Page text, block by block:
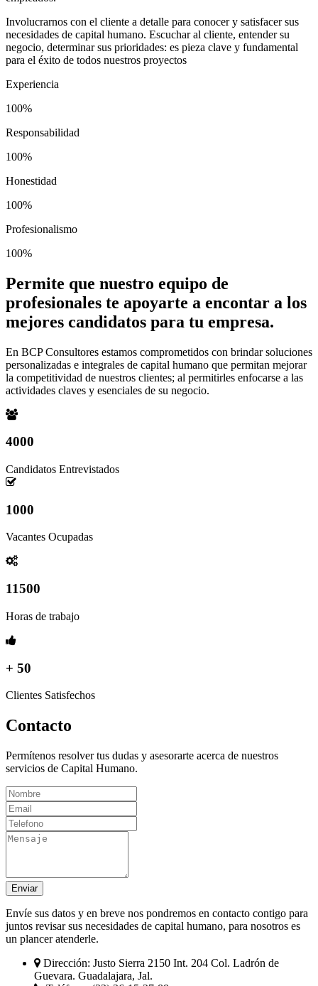
Involucrarnos con el cliente a detalle para conocer y satisfacer sus
necesidades de capital humano. Escuchar al cliente, entender su
negocio, determinar sus prioridades: es pieza clave y fundamental
para el éxito de todos nuestros proyectos
Experiencia
100%
Responsabilidad
100%
Honestidad
100%
Profesionalismo
100%
Permite que nuestro equipo de
profesionales te apoyarte a encontar a los
mejores candidatos para tu empresa.
En BCP Consultores estamos comprometidos con brindar soluciones
personalizadas e integrales de capital humano que permitan mejorar
la competitividad de nuestros clientes; al permitirles enfocarse a las
actividades claves y esenciales de su negocio.
4000
Candidatos Entrevistados
1000
Vacantes Ocupadas
11500
Horas de trabajo
+ 50
Clientes Satisfechos
Contacto
Permítenos resolver tus dudas y asesorarte acerca de nuestros
servicios de Capital Humano.
Enviar
Envíe sus datos y en breve nos pondremos en contacto contigo para
juntos revisar sus necesidades de capital humano, para nosotros es
un plancer atenderle.
Dirección: Justo Sierra 2150 Int. 204 Col. Ladrón de
Guevara. Guadalajara, Jal.